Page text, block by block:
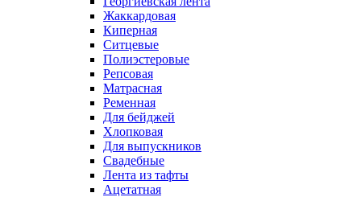
Жаккардовая
Киперная
Ситцевые
Полиэстеровые
Репсовая
Матрасная
Ременная
Для бейджей
Хлопковая
Для выпускников
Свадебные
Лента из тафты
Ацетатная